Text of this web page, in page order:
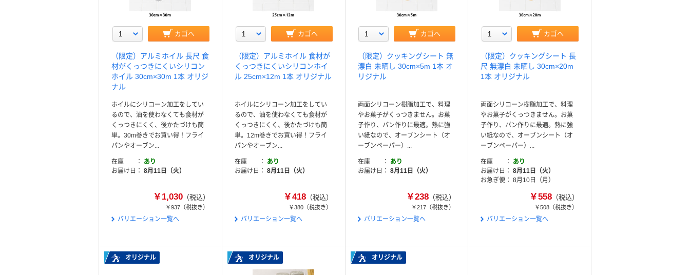
カゴへ
（限定）アルミホイル 長尺 食
材がくっつきにくいシリコン
ホイル 30cm×30m 1本 オリジ
ナル
ホイルにシリコーン加工をしてい
るので、油を使わなくても食材が
くっつきにくく、後かたづけも簡
単。30m巻きでお買い得！フライ
パンやオーブン...
在庫
あり
お届け日
8月11日（火）
￥1,030（税込）
￥937（税抜き）
バリエーション一覧へ
カゴへ
（限定）アルミホイル 食材が
くっつきにくいシリコンホイ
ル 25cm×12m 1本 オリジナル
ホイルにシリコーン加工をしてい
るので、油を使わなくても食材が
くっつきにくく、後かたづけも簡
単。12m巻きでお買い得！フライ
パンやオーブン...
在庫
あり
お届け日
8月11日（火）
￥418（税込）
￥380（税抜き）
バリエーション一覧へ
カゴへ
（限定）クッキングシート 無
漂白 未晒し 30cm×5m 1本 オ
リジナル
両面シリコーン樹脂加工で、料理
やお菓子がくっつきません。お菓
子作り、パン作りに最適。熱に強
い紙なので、オーブンシート（オ
ーブンペーパー）...
在庫
あり
お届け日
8月11日（火）
￥238 （税込）
￥217 （税抜き）
バリエーション一覧へ
カゴへ
（限定）クッキングシート 長
尺 無漂白 未晒し 30cm×20m
1本 オリジナル
両面シリコーン樹脂加工で、料理
やお菓子がくっつきません。お菓
子作り、パン作りに最適。熱に強
い紙なので、オーブンシート（オ
ーブンペーパー）...
在庫
あり
お届け日
8月11日（火）
お急ぎ便
8月10日（月）
￥558 （税込）
￥508 （税抜き）
バリエーション一覧へ
オリジナル オリジナル オリジナル